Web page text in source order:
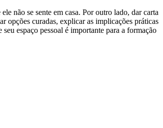
não se sente em casa. Por outro lado, dar carta
opções curadas, explicar as implicações práticas
seu espaço pessoal é importante para a formação